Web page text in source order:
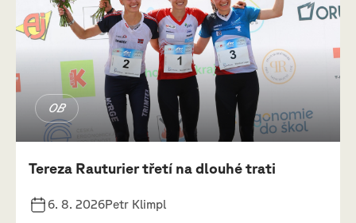
OB
Tereza Rauturier třetí na dlouhé trati
6. 8. 2026Petr Klimpl